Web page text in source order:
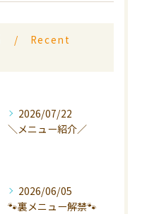
Recent
2026/07/22
＼メニュー紹介／
2026/06/05
🐾裏メニュー解禁🐾